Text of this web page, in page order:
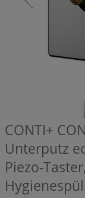
CONTI+
Unterputz
Piezo-